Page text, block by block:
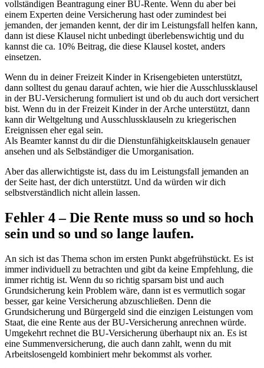
vollständigen Beantragung einer BU-Rente. Wenn du aber bei
einem Experten deine Versicherung hast oder zumindest bei
jemanden, der jemanden kennt, der dir im Leistungsfall helfen kann,
dann ist diese Klausel nicht unbedingt überlebenswichtig und du
kannst die ca. 10% Beitrag, die diese Klausel kostet, anders
einsetzen.
Wenn du in deiner Freizeit Kinder in Krisengebieten unterstützt,
dann solltest du genau darauf achten, wie hier die Ausschlussklausel
in der BU-Versicherung formuliert ist und ob du auch dort versichert
bist. Wenn du in der Freizeit Kinder in der Arche unterstützt, dann
kann dir Weltgeltung und Ausschlussklauseln zu kriegerischen
Ereignissen eher egal sein.
Als Beamter kannst du dir die Dienstunfähigkeitsklauseln genauer
ansehen und als Selbständiger die Umorganisation.
Aber das allerwichtigste ist, dass du im Leistungsfall jemanden an
der Seite hast, der dich unterstützt. Und da würden wir dich
selbstverständlich nicht allein lassen.
Fehler 4 – Die Rente muss so und so hoch
sein und so und so lange laufen.
An sich ist das Thema schon im ersten Punkt abgefrühstückt. Es ist
immer individuell zu betrachten und gibt da keine Empfehlung, die
immer richtig ist. Wenn du so richtig sparsam bist und auch
Grundsicherung kein Problem wäre, dann ist es vermutlich sogar
besser, gar keine Versicherung abzuschließen. Denn die
Grundsicherung und Bürgergeld sind die einzigen Leistungen vom
Staat, die eine Rente aus der BU-Versicherung anrechnen würde.
Umgekehrt rechnet die BU-Versicherung überhaupt nix an. Es ist
eine Summenversicherung, die auch dann zahlt, wenn du mit
Arbeitslosengeld kombiniert mehr bekommst als vorher.